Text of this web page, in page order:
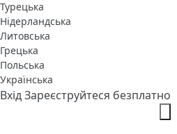
Турецька
Нідерландська
Литовська
Грецька
Польська
Українська
ВхідЗареєструйтеся безплатно